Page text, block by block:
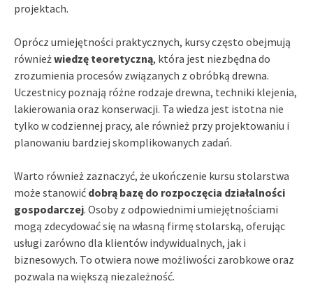
projektach.
Oprócz umiejętności praktycznych, kursy często obejmują
równieżwiedzę teoretyczną, która jest niezbędna do
zrozumienia procesów związanych z obróbką drewna.
Uczestnicy poznają różne rodzaje drewna, techniki klejenia,
lakierowania oraz konserwacji. Ta wiedza jest istotna nie
tylko w codziennej pracy, ale również przy projektowaniu i
planowaniu bardziej skomplikowanych zadań.
Warto również zaznaczyć, że ukończenie kursu stolarstwa
może stanowić dobrą bazę do rozpoczęcia działalności
gospodarczej. Osoby z odpowiednimi umiejętnościami
mogą zdecydować się na własną firmę stolarską, oferując
usługi zarówno dla klientów indywidualnych, jak i
biznesowych. To otwiera nowe możliwości zarobkowe oraz
pozwala na większą niezależność.